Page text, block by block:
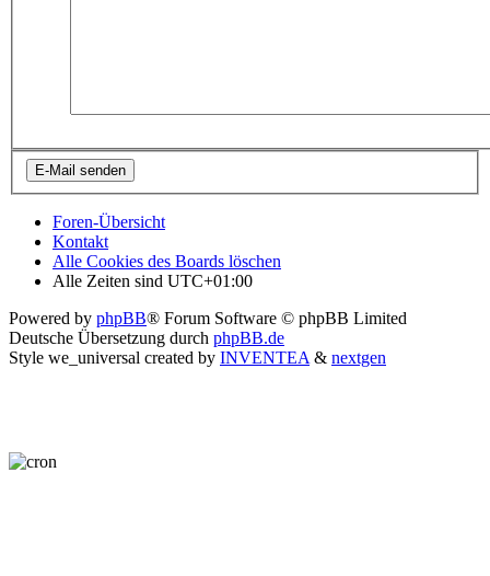
Foren-Übersicht
Kontakt
Alle Cookies des Boards löschen
Alle Zeiten sind UTC+01:00
Powered by phpBB® Forum Software © phpBB Limited
Deutsche Übersetzung durch phpBB.de
Style we_universal created by INVENTEA & nextgen